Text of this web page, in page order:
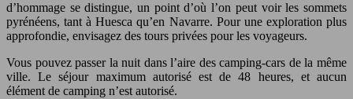
d’hommage se distingue, un point d’où l’on peut voir les sommets
pyrénéens, tant à Huesca qu’en Navarre. Pour une exploration plus
approfondie, envisagez des tours privées pour les voyageurs.
Vous pouvez passer la nuit dans l’aire des camping-cars de la même
ville. Le séjour maximum autorisé est de 48 heures, et aucun
élément de camping n’est autorisé.